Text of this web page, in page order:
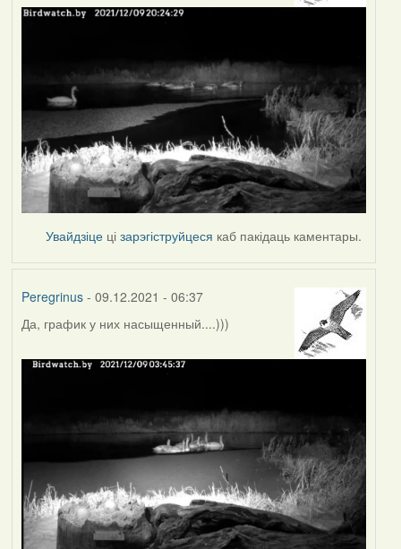
Увайдзіце цізарэгіструйцеся каб пакідаць каментары.
Peregrinus- 09.12.2021 - 06:37
Да, график у них насыщенный....)))